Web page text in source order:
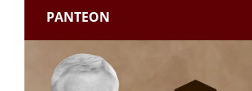
PANTEON